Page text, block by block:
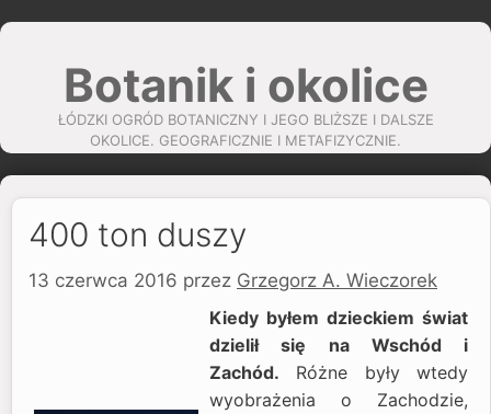
Przejdź
Botanik i okolice
ŁÓDZKI OGRÓD BOTANICZNY I JEGO BLIŻSZE I DALSZE
OKOLICE. GEOGRAFICZNIE I METAFIZYCZNIE.
400 ton duszy
13 czerwca 2016 przez Grzegorz A. Wieczorek
Kiedy byłem dzieckiem świat
dzielił się na Wschód i
Zachód. Różne były wtedy
wyobrażenia o Zachodzie,